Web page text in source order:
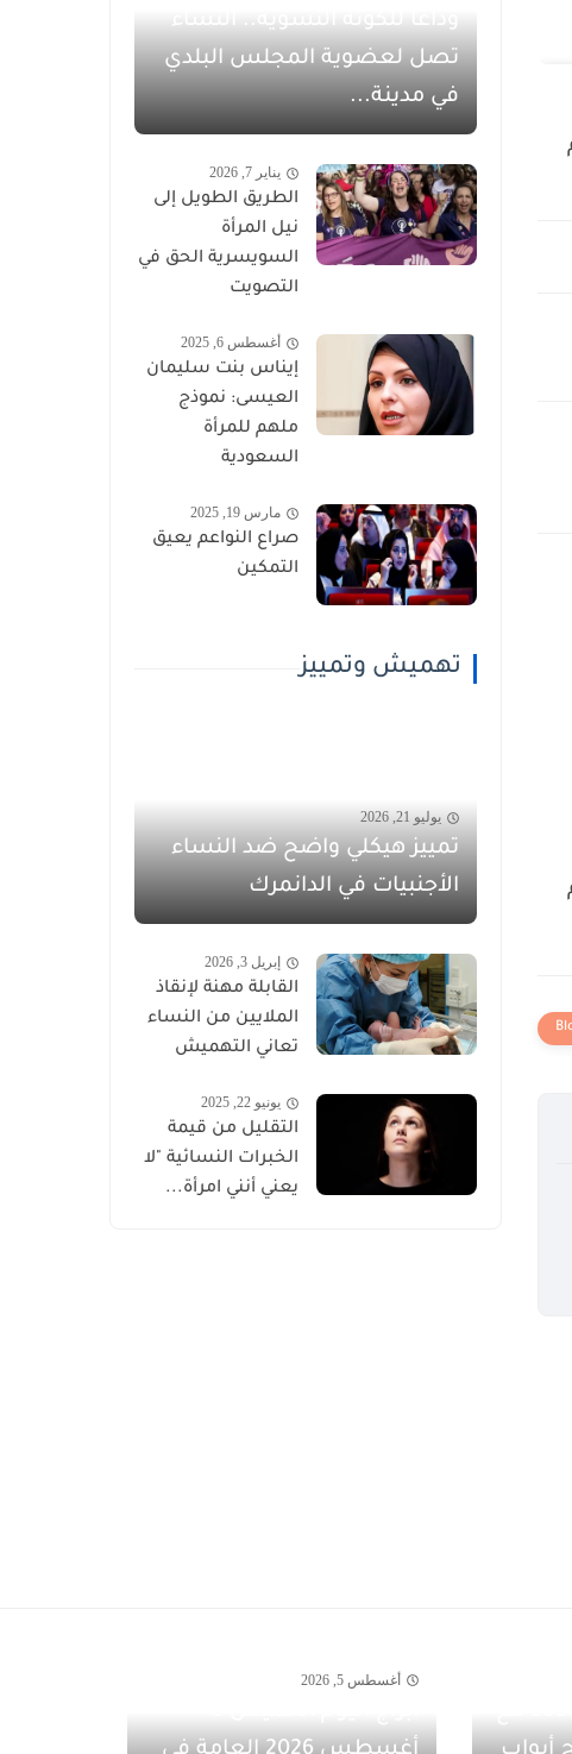
وداعاً للكوتة النسوية.. النساء
تصل لعضوية المجلس البلدي
في مدينة...
يناير 7, 2026
الطريق الطويل إلى
نيل المرأة
السويسرية الحق في
التصويت
أغسطس 6, 2025
إيناس بنت سليمان
العيسى: نموذج
ملهم للمرأة
السعودية
مارس 19, 2025
صراع النواعم يعيق
التمكين
تهميش وتمييز
يوليو 21, 2026
تمييز هيكلي واضح ضد النساء
الأجنبيات في الدانمرك
إبريل 3, 2026
القابلة مهنة لإنقاذ
الملايين من النساء
تعاني التهميش
يونيو 22, 2025
التقليل من قيمة
الخبرات النسائية "لا
يعني أنني امرأة...
أغسطس 5, 2026